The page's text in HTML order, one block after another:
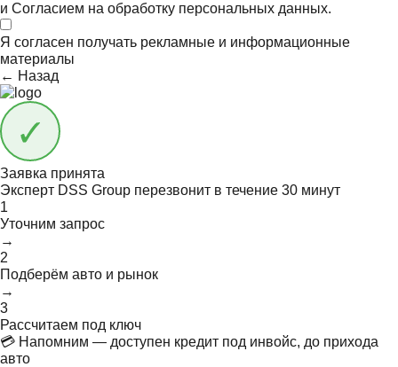
и Согласием на обработку персональных данных.
Я согласен получать рекламные и информационные
материалы
← Назад
Заявка принята
Эксперт DSS Group перезвонит в течение 30 минут
1
Уточним запрос
→
2
Подберём авто и рынок
→
3
Рассчитаем под ключ
💳 Напомним — доступен кредит под инвойс, до прихода
авто